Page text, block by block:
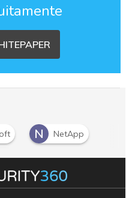
N NetApp